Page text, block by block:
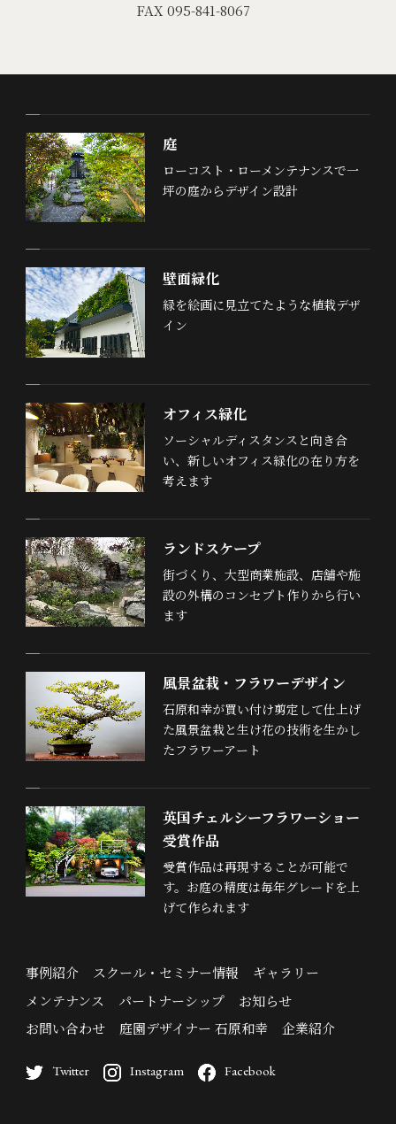
FAX 095-841-8067
庭
ローコスト・ローメンテナンスで一
坪の庭からデザイン設計
壁面緑化
緑を絵画に見立てたような植栽デザ
イン
オフィス緑化
ソーシャルディスタンスと向き合
い、新しいオフィス緑化の在り方を
考えます
ランドスケープ
街づくり、大型商業施設、店舗や施
設の外構のコンセプト作りから行い
ます
風景盆栽・フラワーデザイン
石原和幸が買い付け剪定して仕上げ
た風景盆栽と生け花の技術を生かし
たフラワーアート
英国チェルシーフラワーショー
受賞作品
受賞作品は再現することが可能で
す。お庭の精度は毎年グレードを上
げて作られます
事例紹介 スクール・セミナー情報
ギャラリー
メンテナンス
パートナーシップ
お知らせ
お問い合わせ
庭園デザイナー 石原和幸 企業紹介
Twitter Instagram Facebook